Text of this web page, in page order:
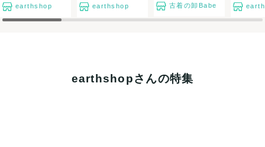
earthshop earthshop 古着の卸Babe
earthshopさんの特集